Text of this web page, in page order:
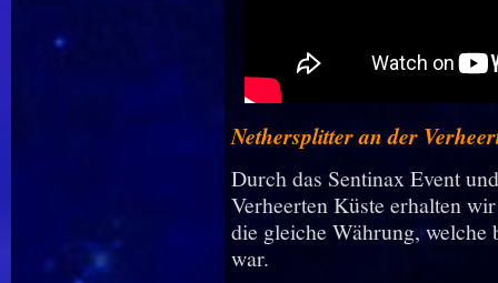
Nethersplitter an der
Durch das Sentinax Event
Verheerten Küste erhalten
die gleiche Währung,
war.